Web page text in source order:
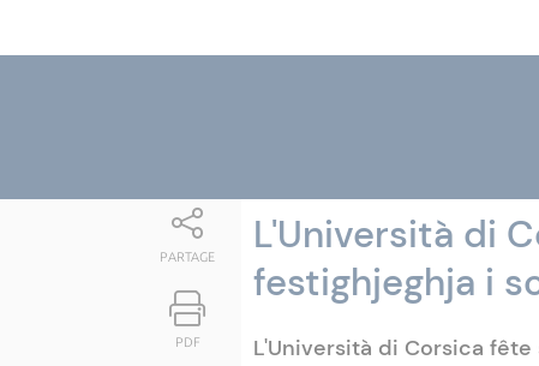
PARTAGE
PDF
L'Università di
festighjeghja i
L'Università di Corsica fête